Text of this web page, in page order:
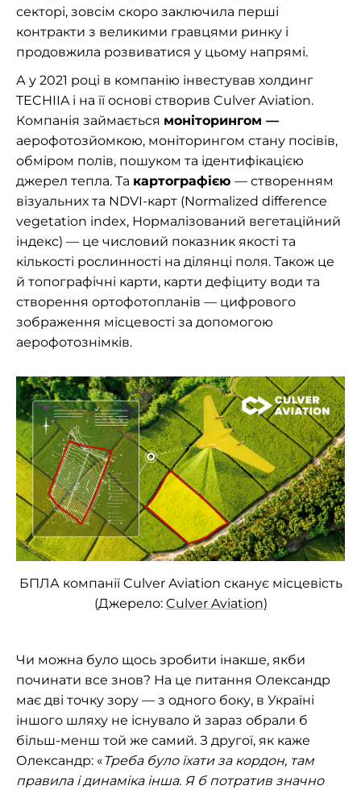
секторі, зовсім скоро заключила перші
контракти з великими гравцями ринку і
продовжила розвиватися у цьому напрямі.
А у 2021 році в компанію інвестував холдинг
TECHIIA і на її основі створив Culver Aviation.
Компанія займається моніторингом —
аерофотозйомкою, моніторингом стану посівів,
обміром полів, пошуком та ідентифікацією
джерел тепла. Та картографією — створенням
візуальних та NDVI-карт (Normalized difference
vegetation index, Нормалізований вегетаційний
індекс) — це числовий показник якості та
кількості рослинності на ділянці поля. Також це
й топографічні карти, карти дефіциту води та
створення ортофотопланів — цифрового
зображення місцевості за допомогою
аерофотознімків.
БПЛА компанії Culver Aviation сканує місцевість
(Джерело: Culver Aviation)
Чи можна було щось зробити інакше, якби
починати все знов? На це питання Олександр
має дві точку зору — з одного боку, в Україні
іншого шляху не існувало й зараз обрали б
більш-менш той же самий. З другої, як каже
Олександр: «Треба було їхати за кордон, там
правила і динаміка інша. Я б потратив значно